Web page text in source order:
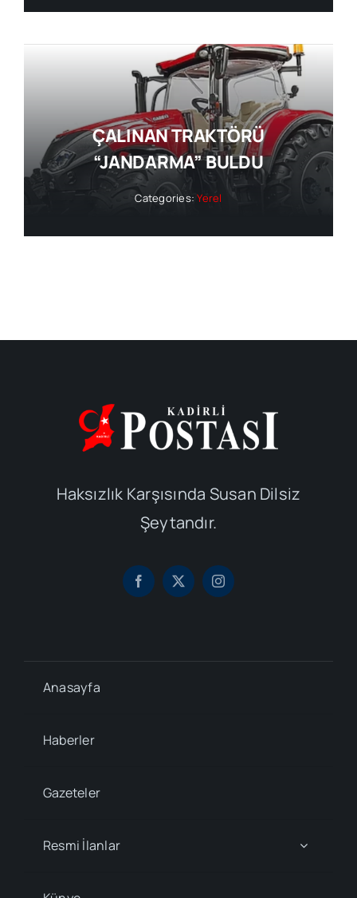
ÇALINAN TRAKTÖRÜ
“JANDARMA” BULDU
Categories:Yerel
Haksızlık Karşısında Susan Dilsiz
Şeytandır.
Anasayfa
Haberler
Gazeteler
Resmi İlanlar